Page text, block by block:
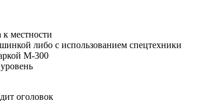
к местности
либо с использованием спецтехники
М-300
оголовок